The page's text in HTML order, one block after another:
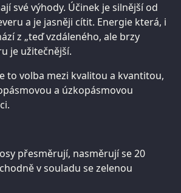
své výhody. Účinek je silnější od
a je jasněji cítit. Energie která, i
z „teď vzdáleného, ale brzy
je užitečnější.
to volba mezi kvalitou a kvantitou,
a úzkopásmovou
přesměrují, nasměrují se 20
v souladu se zelenou